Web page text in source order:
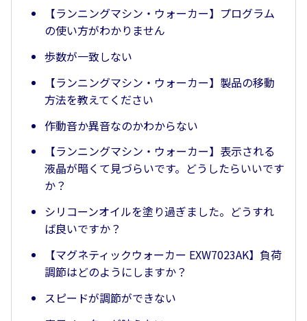
【ランニングマシン・ウォーカー】プログラム
の使い方がわかりません
歩数が一致しない
【ランニングマシン・ウォーカー】製品の移動
方法を教えてください
作動音か異音なのかわからない
【ランニングマシン・ウォーカー】表示される
液晶が暗くて見づらいです。どうしたらいいです
か？
シリコーンオイルを塗り過ぎました。どうすれ
ば良いですか？
【マグネティックウォーカー EXW7023AK】負荷
調節はどのようにしますか？
スピードが調節ができない